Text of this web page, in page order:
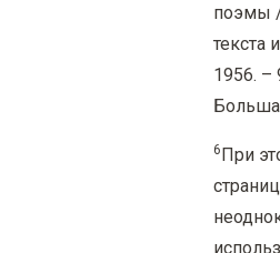
поэмы /
текста
1956. –
6При